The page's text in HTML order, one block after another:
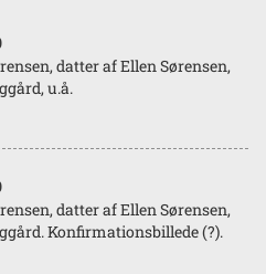
datter af Ellen Sørensen,
u.å.
datter af Ellen Sørensen,
Konfirmationsbillede (?).